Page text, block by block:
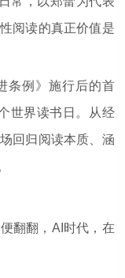
阅读的真正价值是
例》施行后的首
世界读书日。从经
回归阅读本质、涵
翻翻，AI时代，在